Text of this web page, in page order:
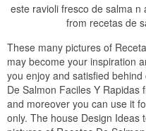
este ravioli fresco de salma
from recetas de
These many pictures of
may become your inspiration
you enjoy and satisfied
De Salmon Faciles Y
and moreover you can use it
only. The house Design